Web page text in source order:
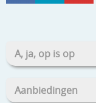
A, ja, op is op
Aanbiedingen